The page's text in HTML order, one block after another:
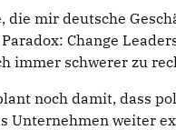
die mir deutsche
Change
immer schwerer zu
noch damit, dass
Unternehmen weiter